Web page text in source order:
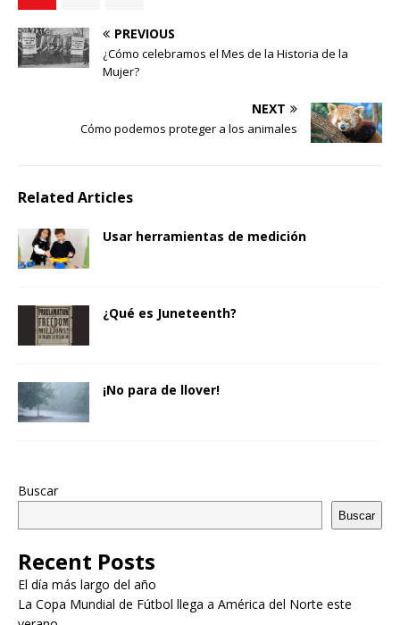
PREVIOUS
¿Cómo celebramos el Mes de la Historia de la
Mujer?
NEXT
Cómo podemos proteger a los animales
Related Articles
Usar herramientas de medición
¿Qué es Juneteenth?
¡No para de llover!
Buscar
Buscar
Recent Posts
El día más largo del año
La Copa Mundial de Fútbol llega a América del Norte este